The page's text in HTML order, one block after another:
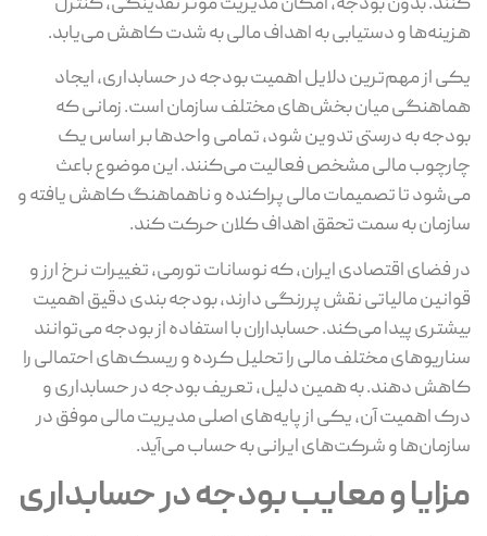
هزینه‌ها و دستیابی به اهداف مالی به‌ شدت کاهش می‌یابد.
یکی از مهم‌ترین دلایل اهمیت بودجه در حسابداری، ایجاد
هماهنگی میان بخش‌های مختلف سازمان است. زمانی که
بودجه به‌ درستی تدوین شود، تمامی واحدها بر اساس یک
چارچوب مالی مشخص فعالیت می‌کنند. این موضوع باعث
می‌شود تا تصمیمات مالی پراکنده و ناهماهنگ کاهش یافته و
سازمان به سمت تحقق اهداف کلان حرکت کند.
در فضای اقتصادی ایران، که نوسانات تورمی، تغییرات نرخ ارز و
قوانین مالیاتی نقش پررنگی دارند، بودجه‌ بندی دقیق اهمیت
بیشتری پیدا می‌کند. حسابداران با استفاده از بودجه می‌توانند
سناریوهای مختلف مالی را تحلیل کرده و ریسک‌های احتمالی را
کاهش دهند. به همین دلیل، تعریف بودجه در حسابداری و
درک اهمیت آن، یکی از پایه‌های اصلی مدیریت مالی موفق در
سازمان‌ها و شرکت‌های ایرانی به حساب می‌آید.
مزایا و معایب بودجه در حسابداری